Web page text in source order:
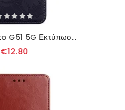
Κάλυμμα Moto G51 5G Εκτύπωση Προσώπου Tiger
€12.80